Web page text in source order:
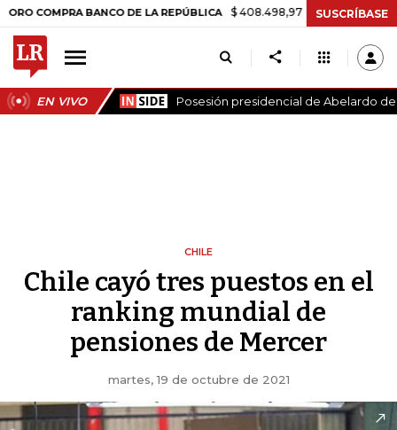
BANCO DE LA REPÚBLICA $ 408.498,97 +$ 8.753,81 +2,19%
SUSCRÍBASE
EN VIVO Posesión presidencial de Abelardo de
CHILE
Chile cayó tres puestos en el
ranking mundial de
pensiones de Mercer
martes, 19 de octubre de 2021